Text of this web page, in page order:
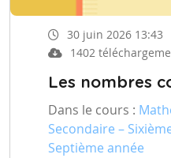
30 juin 2026 13:43
1402
Les nombres
Dans le cours :
Secondaire –
Septième année